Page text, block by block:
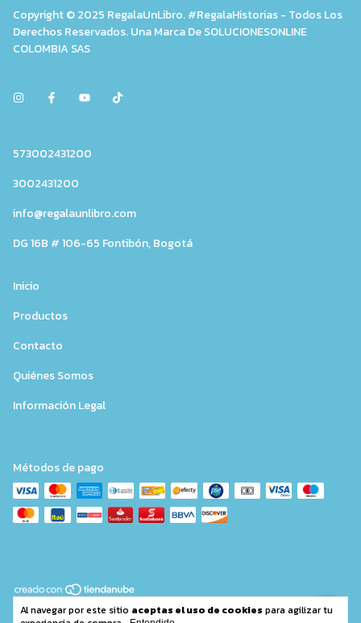
Al navegar por este sitio aceptas el uso de cookies para agilizar tu
Copyright © 2025 RegalaUnLibro. #RegalaHistorias - Todos Los
Derechos Reservados. Una Marca De SOLUCIONESONLINE
COLOMBIA SAS
573002431200
3002431200
info@regalaunlibro.com
DG 16B # 106-65 Fontibón, Bogotá
Inicio
Productos
Contacto
Quiénes Somos
Información Legal
Métodos de pago
Copyright regalaunlibro - 2026. Todos los derechos reservados.